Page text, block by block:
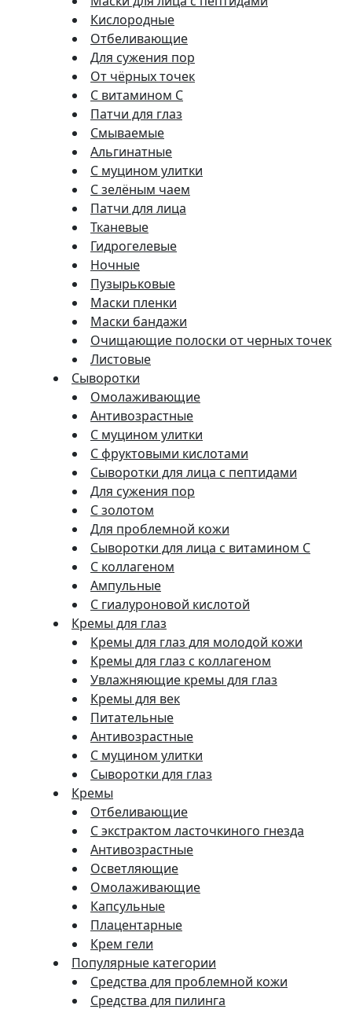
Кислородные
Отбеливающие
Для сужения пор
От чёрных точек
С витамином C
Патчи для глаз
Смываемые
Альгинатные
С муцином улитки
С зелёным чаем
Патчи для лица
Тканевые
Гидрогелевые
Ночные
Пузырьковые
Маски пленки
Маски бандажи
Очищающие полоски от черных точек
Листовые
Сыворотки
Омолаживающие
Антивозрастные
С муцином улитки
С фруктовыми кислотами
Сыворотки для лица с пептидами
Для сужения пор
С золотом
Для проблемной кожи
Сыворотки для лица с витамином C
С коллагеном
Ампульные
С гиалуроновой кислотой
Кремы для глаз
Кремы для глаз для молодой кожи
Кремы для глаз с коллагеном
Увлажняющие кремы для глаз
Кремы для век
Питательные
Антивозрастные
С муцином улитки
Сыворотки для глаз
Кремы
Отбеливающие
С экстрактом ласточкиного гнезда
Антивозрастные
Осветляющие
Омолаживающие
Капсульные
Плацентарные
Крем гели
Популярные категории
Средства для проблемной кожи
Средства для пилинга